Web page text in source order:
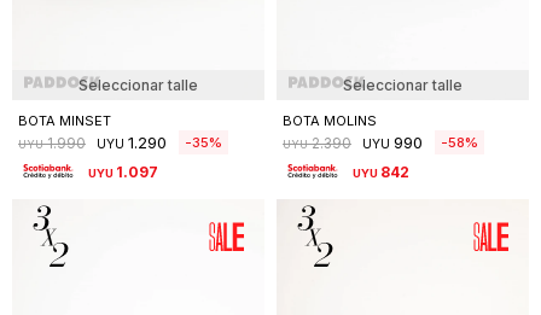
Seleccionar talle
BOTA MINSET
UYU 1.990 UYU 1.290 35
UYU 1.097
Seleccionar talle
BOTA MOLINS
UYU 2.390 UYU 990 58
UYU 842